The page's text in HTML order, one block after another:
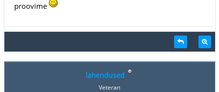
proovime
lahendused
Veteran